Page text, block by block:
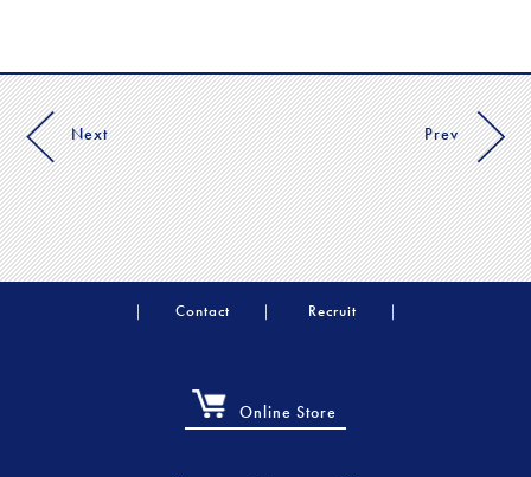
Next Prev
Contact Recruit
Online Store